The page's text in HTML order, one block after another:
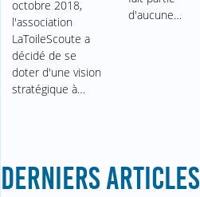
octobre 2018,
l'association
LaToileScoute a
décidé de se
doter d'une vision
stratégique à…
d'aucune…
DERNIERS ARTICLES